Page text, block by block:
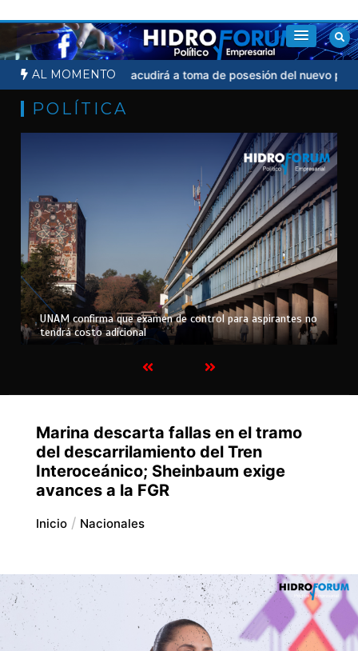
al
contenido
AL MOMENTO
Sheinbaum no acudirá a toma de posesión del nuevo
POLÍTICA
UNAM confirma que examen de control para aspirantes no
tendrá costo adicional
Marina descarta fallas en el tramo
del descarrilamiento del Tren
Interoceánico; Sheinbaum exige
avances a la FGR
Inicio Nacionales